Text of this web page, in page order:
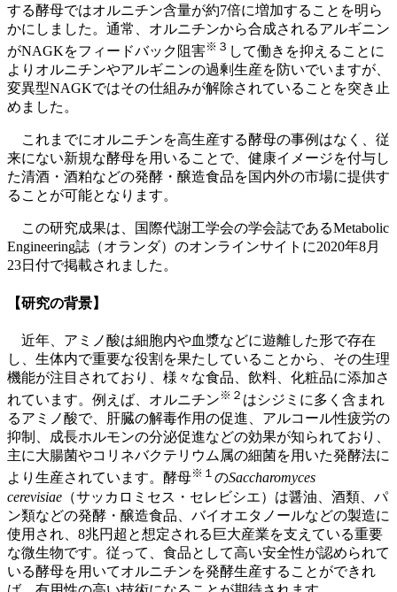
する酵母ではオルニチン含量が約7倍に増加することを明ら
かにしました。通常、オルニチンから合成されるアルギニン
がNAGKをフィードバック阻害※ ３ して働きを抑えることに
よりオルニチンやアルギニンの過剰生産を防いでいますが、
変異型NAGKではその仕組みが解除されていることを突き止
めました。
これまでにオルニチンを高生産する酵母の事例はなく、従
来にない新規な酵母を用いることで、健康イメージを付与し
た清酒・酒粕などの発酵・醸造食品を国内外の市場に提供す
ることが可能となります。
この研究成果は、国際代謝工学会の学会誌であるMetabolic
Engineering誌（オランダ）のオンラインサイトに2020年8月
23日付で掲載されました。
【研究の背景】
近年、アミノ酸は細胞内や血漿などに遊離した形で存在
し、生体内で重要な役割を果たしていることから、その生理
機能が注目されており、様々な食品、飲料、化粧品に添加さ
れています。例えば、オルニチン ※ ２ はシジミに多く含まれ
るアミノ酸で、肝臓の解毒作用の促進、アルコール性疲労の
抑制、成長ホルモンの分泌促進などの効果が知られており、
主に大腸菌やコリネバクテリウム属の細菌を用いた発酵法に
より生産されています。酵母※ １ のSaccharomyces
cerevisiae （サッカロミセス・セレビシエ）は醤油、酒類、パ
ン類などの発酵・醸造食品、バイオエタノールなどの製造に
使用され、8兆円超と想定される巨大産業を支えている重要
な微生物です。従って、食品として高い安全性が認められて
いる酵母を用いてオルニチンを発酵生産することができれ